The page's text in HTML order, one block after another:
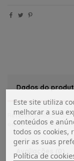
Dados do
Referência 11050207
ean13 5601577774537
Avaliações (0)
Este site utiliza
melhorar a sua
conteúdos e
todos os cookies,
gerir as suas
Política de